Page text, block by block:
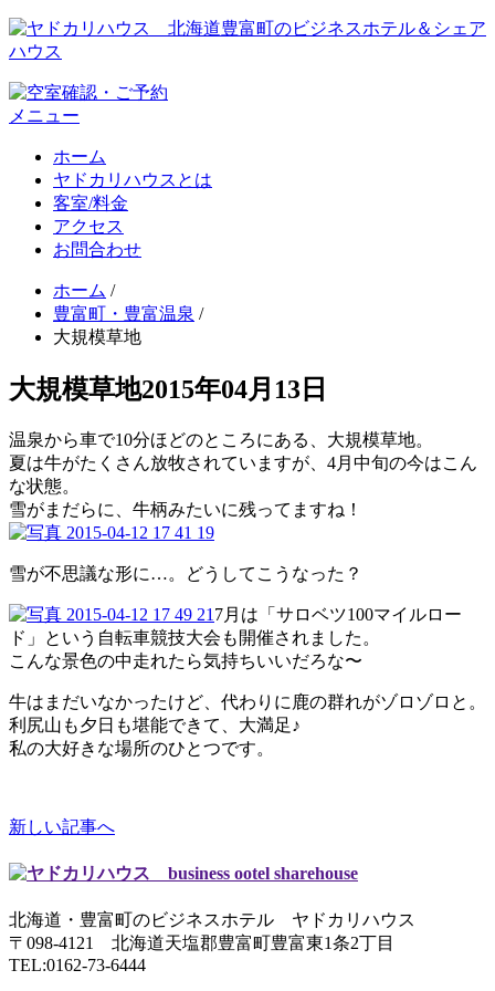
メニュー
ホーム
ヤドカリハウスとは
客室/料金
アクセス
お問合わせ
ホーム /
豊富町・豊富温泉 /
大規模草地
大規模草地2015年04月13日
温泉から車で10分ほどのところにある、大規模草地。
夏は牛がたくさん放牧されていますが、4月中旬の今はこん
な状態。
雪がまだらに、牛柄みたいに残ってますね！
雪が不思議な形に…。どうしてこうなった？
7月は「サロベツ100マイルロー
ド」という自転車競技大会も開催されました。
こんな景色の中走れたら気持ちいいだろな〜
牛はまだいなかったけど、代わりに鹿の群れがゾロゾロと。
利尻山も夕日も堪能できて、大満足♪
私の大好きな場所のひとつです。
新しい記事へ
北海道・豊富町のビジネスホテル ヤドカリハウス
〒098-4121 北海道天塩郡豊富町豊富東1条2丁目
TEL:0162-73-6444